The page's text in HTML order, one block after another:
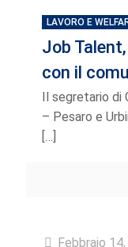
LAVORO E
Job
con il
Il segretario di
– Pesaro e
[…]
Febbraio